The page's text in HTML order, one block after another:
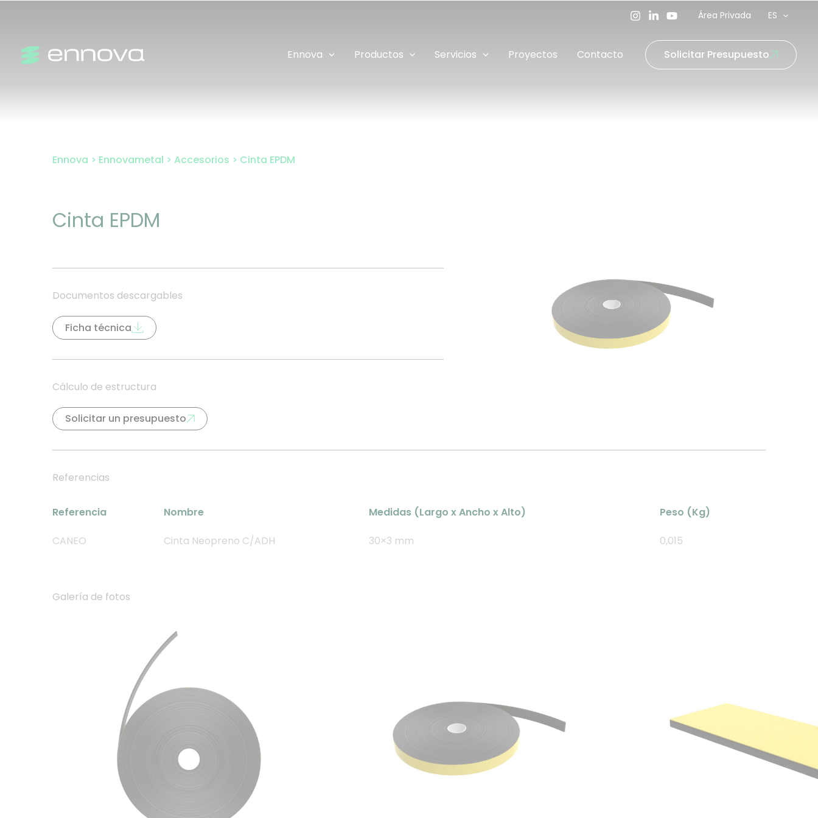
Área Privada ES
Ennova Productos Servicios Proyectos Contacto Solicitar Presupuesto
Ennova > Ennovametal > Accesorios > Cinta EPDM
Cinta EPDM
Documentos descargables
Ficha técnica
Cálculo de estructura
Solicitar un presupuesto
Referencias
Referencia Nombre Medidas (Largo x Ancho x Alto) Peso (Kg)
CANEO Cinta Neopreno C/ADH 30×3 mm 0,015
Galería de fotos